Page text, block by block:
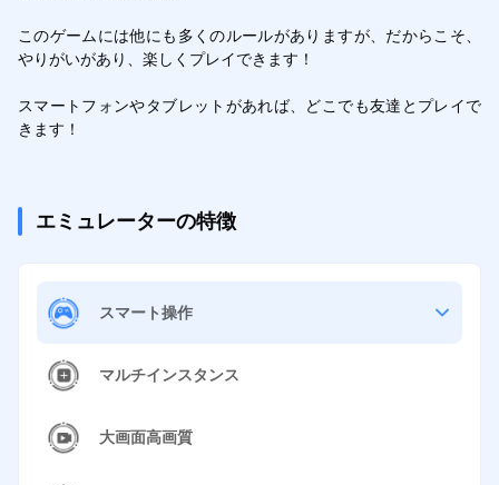
このゲームには他にも多くのルールがありますが、だからこそ、
やりがいがあり、楽しくプレイできます！
スマートフォンやタブレットがあれば、どこでも友達とプレイで
きます！
エミュレーターの特徴
スマート操作
マルチインスタンス
大画面高画質